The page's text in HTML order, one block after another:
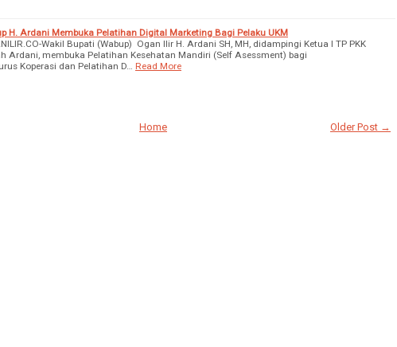
H. Ardani Membuka Pelatihan Digital Marketing Bagi Pelaku UKM
Wakil Bupati (Wabup) Ogan Ilir H. Ardani SH, MH, didampingi Ketua I TP PKK
Ardani, membuka Pelatihan Kesehatan Mandiri (Self Asessment) bagi
Koperasi dan Pelatihan D…
Read More
Older Post →
Home